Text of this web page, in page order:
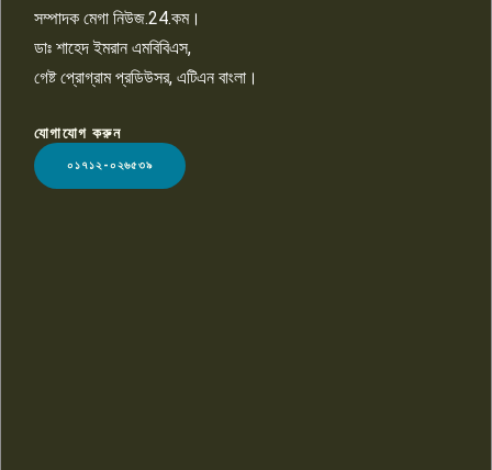
LOGO
সম্পাদক মেগা নিউজ.24.কম।
ডাঃ শাহেদ ইমরান এমবিবিএস,
গেষ্ট প্রোগ্রাম প্রডিউসর, এটিএন বাংলা।
যোগাযোগ করুন
০১৭১২-০২৬৫৩৯